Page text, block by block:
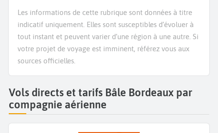
Les informations de cette rubrique sont données à titre
indicatif uniquement. Elles sont susceptibles d’évoluer à
tout instant et peuvent varier d’une région à une autre. Si
votre projet de voyage est imminent, référez vous aux
sources officielles.
Vols directs et tarifs Bâle Bordeaux par
compagnie aérienne